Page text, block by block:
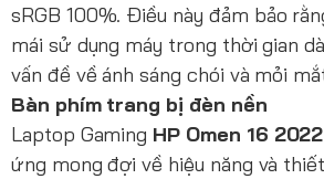
sRGB 100%. Điều này đảm bảo
mái sử dụng máy trong thời gian
vấn đề về ánh sáng chói và mỏi
Bàn phím trang bị đèn nền
Laptop Gaming HP Omen 16 2022
ứng mong đợi về hiệu năng và